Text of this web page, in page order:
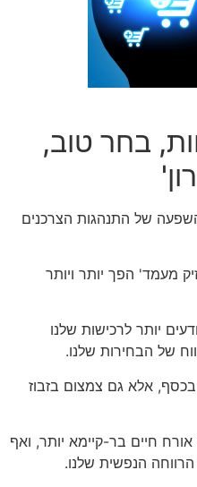
בחר טוב,
של התנהגות הצרכנים
מעמד' הפך יותר ויותר
יותר לרכישות שלנו
של הבחירות שלנו.
אלא גם צמצום בזבוז
אורח חיים בר-קיימא יותר, ואף
הנפשית שלנו.